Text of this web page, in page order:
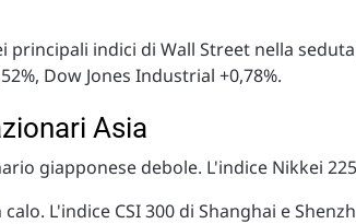
principali indici di Wall Street nella seduta
Dow Jones Industrial +0,78%.
Asia
giapponese debole. L'indice Nikkei
L'indice CSI 300 di Shanghai e